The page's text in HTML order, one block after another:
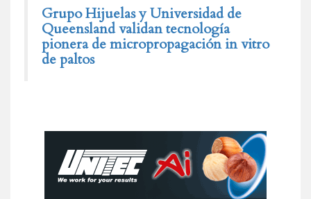
Grupo Hijuelas y Universidad de
Queensland validan tecnología
pionera de micropropagación in vitro
de paltos